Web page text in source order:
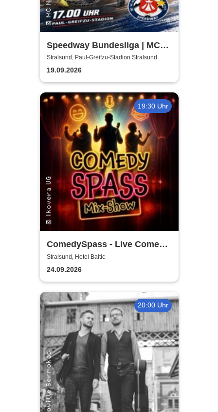
Speedway Bundesliga | MC
Nordstern Stralsund
Stralsund, Paul-Greifzu-Stadion Stralsund
19.09.2026
19:30 Uhr
ComedySpass - Live Comedy
Mix-Show
Stralsund, Hotel Baltic
24.09.2026
20:00 Uhr